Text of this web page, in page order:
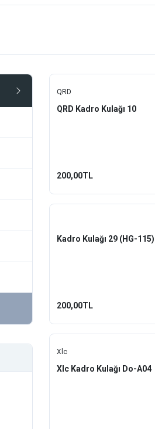
QRD
QRD Kadro Kulağı 10
200,00TL
Kadro Kulağı 29 (HG-115)
200,00TL
Xlc
Xlc Kadro Kulağı Do-A04